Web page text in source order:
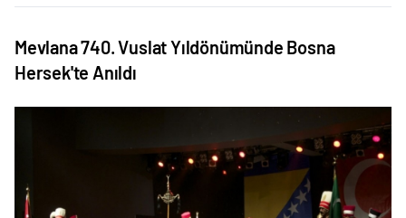
Mevlana 740. Vuslat Yıldönümünde Bosna
Hersek'te Anıldı